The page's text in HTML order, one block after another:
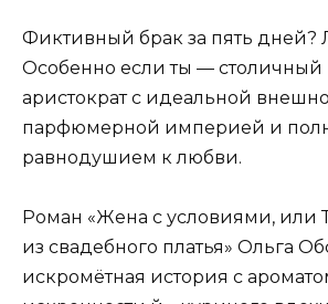
Фиктивный брак за пять дней?
Особенно если ты — столичный
аристократ с идеальной
парфюмерной империей и
равнодушием к любви.
Роман «Жена с условиями, или
из свадебного платья» Ольга
искромётная история с